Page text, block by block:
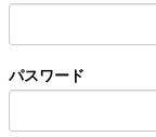
パスワード